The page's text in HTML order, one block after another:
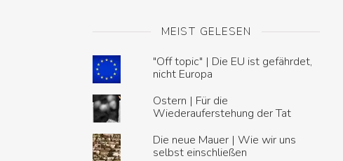
MEIST GELESEN
"Off topic" | Die EU ist gefährdet,
nicht Europa
Ostern | Für die
Wiederauferstehung der Tat
Die neue Mauer | Wie wir uns
selbst einschließen